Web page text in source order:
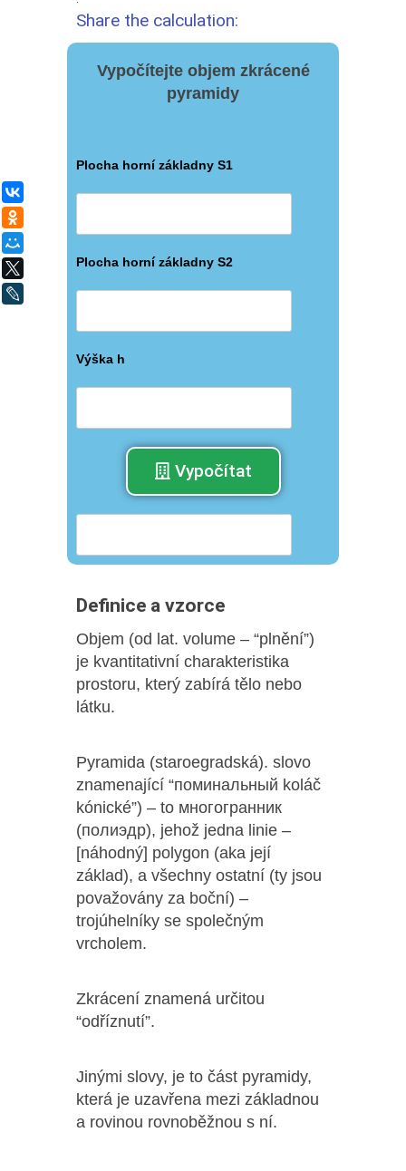
Share the calculation:
Vypočítejte objem zkrácené
pyramidy
Plocha horní základny S1
Plocha horní základny S2
Výška h
Vypočítat
Definice a vzorce
Objem (od lat. volume – “plnění”)
je kvantitativní charakteristika
prostoru, který zabírá tělo nebo
látku.
Pyramida (staroegradská). slovo
znamenající “поминальный koláč
kónické”) – to многогранник
(полиэдр), jehož jedna linie –
[náhodný] polygon (aka její
základ), a všechny ostatní (ty jsou
považovány za boční) –
trojúhelníky se společným
vrcholem.
Zkrácení znamená určitou
“odříznutí”.
Jinými slovy, je to část pyramidy,
která je uzavřena mezi základnou
a rovinou rovnoběžnou s ní.
ВКонтакте
LiveJournal